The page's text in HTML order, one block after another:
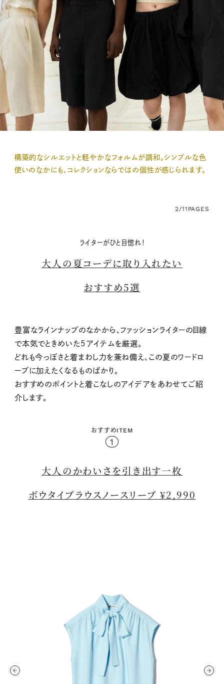
構築的なシルエットと軽やかなフォルムが調和。シンプルな色
使いのなかにも、コレクションならではの個性が感じられます。
2/11 PAGES
ライターがひと目惚れ！
大人の夏コーデに取り入れたい
おすすめ5選
豊富なラインナップのなかから、ファッションライターの目線
で本気でときめいた5アイテムを厳選。
どれも今っぽさと着まわし力を兼ね備え、この夏のワードロ
ーブに加えたくなるものばかり。
おすすめのポイントと着こなしのアイデアをあわせてご紹
介します。
おすすめITEM
1
大人のかわいさを引き出す一枚
ボウタイブラウスノースリーブ ¥2,990